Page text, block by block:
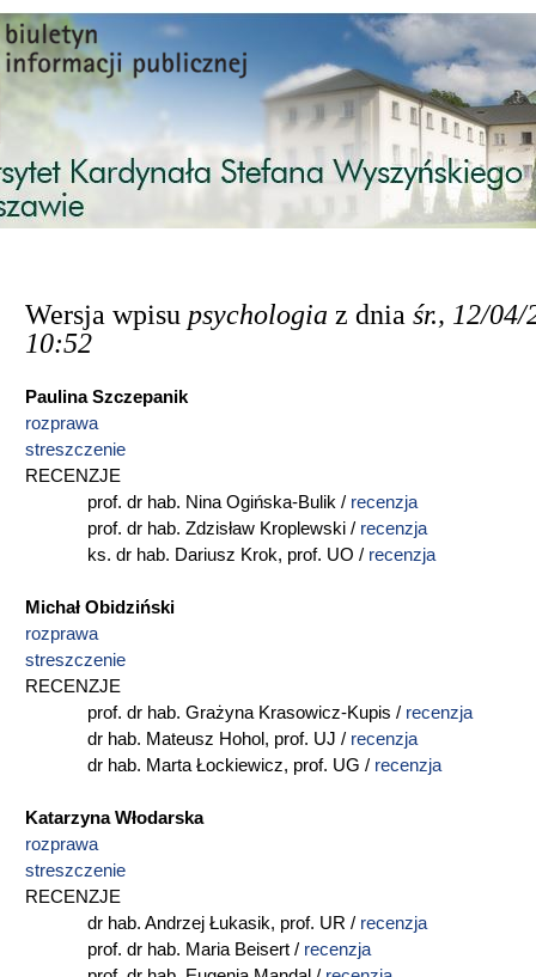
Przejdź do treści
Wersja wpisu psychologia z dnia śr., 12/04/
10:52
Paulina Szczepanik
rozprawa
streszczenie
RECENZJE
prof. dr hab. Nina Ogińska-Bulik / recenzja
prof. dr hab. Zdzisław Kroplewski / recenzja
ks. dr hab. Dariusz Krok, prof. UO / recenzja
Michał Obidziński
rozprawa
streszczenie
RECENZJE
prof. dr hab. Grażyna Krasowicz-Kupis / recenzja
dr hab. Mateusz Hohol, prof. UJ / recenzja
dr hab. Marta Łockiewicz, prof. UG / recenzja
Katarzyna Włodarska
rozprawa
streszczenie
RECENZJE
dr hab. Andrzej Łukasik, prof. UR / recenzja
prof. dr hab. Maria Beisert / recenzja